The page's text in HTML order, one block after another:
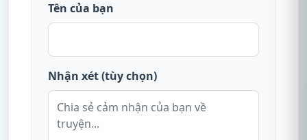
Tên của bạn
Nhận xét (tùy chọn)